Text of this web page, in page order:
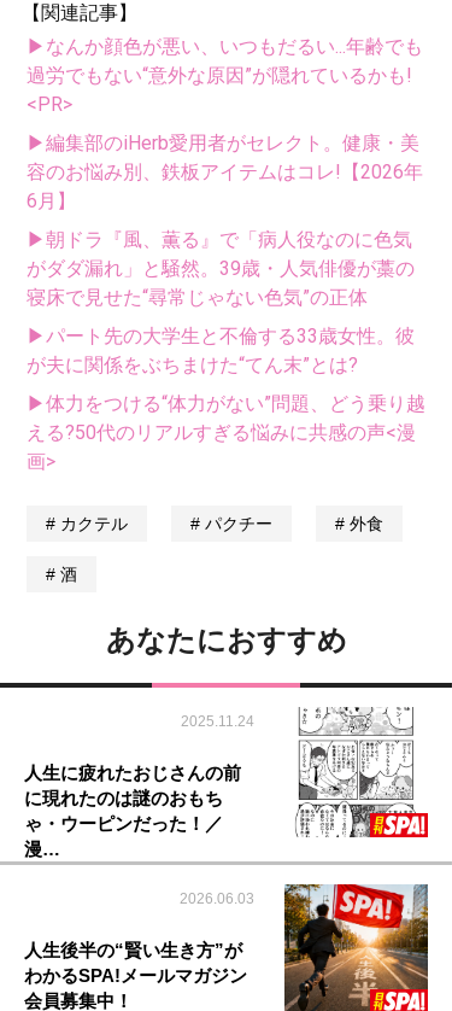
【関連記事】
▶なんか顔色が悪い、いつもだるい...年齢でも
過労でもない“意外な原因”が隠れているかも!
<PR>
▶編集部のiHerb愛用者がセレクト。健康・美
容のお悩み別、鉄板アイテムはコレ!【2026年
6月】
▶朝ドラ『風、薫る』で「病人役なのに色気
がダダ漏れ」と騒然。39歳・人気俳優が藁の
寝床で見せた“尋常じゃない色気”の正体
▶パート先の大学生と不倫する33歳女性。彼
が夫に関係をぶちまけた“てん末”とは?
▶体力をつける“体力がない”問題、どう乗り越
える?50代のリアルすぎる悩みに共感の声<漫
画>
カクテル パクチー 外食
酒
あなたにおすすめ
2025.11.24
人生に疲れたおじさんの前
に現れたのは謎のおもち
ゃ・ウーピンだった！／
漫…
2026.06.03
人生後半の“賢い生き方”が
わかるSPA!メールマガジン
会員募集中！